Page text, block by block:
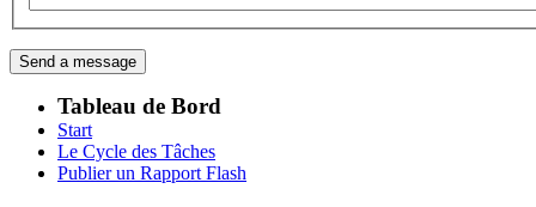
Tableau de Bord
Start
Le Cycle des Tâches
Publier un Rapport Flash